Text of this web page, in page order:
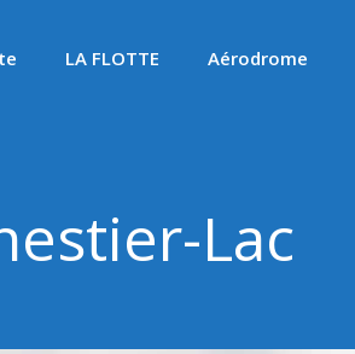
LA FLOTTE Aérodrome
Lac